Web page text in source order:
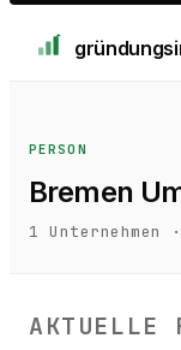
gründungs
PERSON
Bremen
1 Unternehmen ·
AKTUELLE